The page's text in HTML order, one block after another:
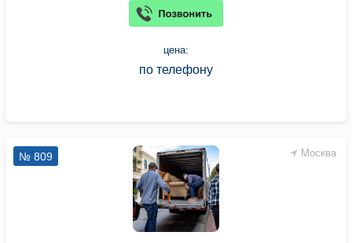
цена:
по телефону
Москва
№ 809